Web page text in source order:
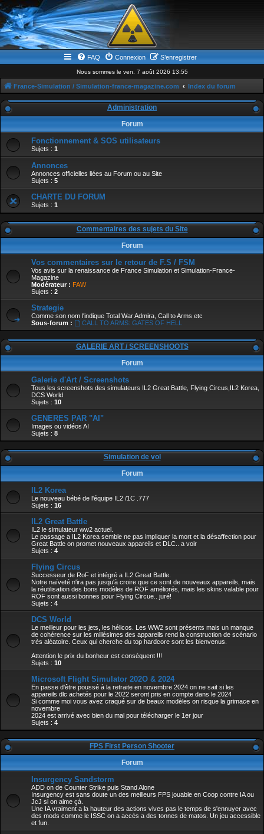
FAQ Connexion S’enregistrer
Nous sommes le ven. 7 août 2026 13:55
France-Simulation / Simulation-france-magazine.com Index du forum
Administration
Forum
Fonctionnement & SOS utilisateurs
Sujets : 1
Annonces
Annonces officielles liées au Forum ou au Site
Sujets : 5
CHARTE DU FORUM
Sujets : 1
Commentaires des sujets du Site
Forum
Vos commentaires sur le retour de F.S / FSM
Vos avis sur la renaissance de France Simulation et Simulation-France-
Magazine
Modérateur : FAW
Sujets : 2
Strategie
Comme son nom l'indique Total War Admira, Call to Arms etc
Sous-forum :
CALL TO ARMS: GATES OF HELL
GALERIE ART / SCREENSHOOTS
Forum
Galerie d'Art / Screenshots
Tous les screenshots des simulateurs IL2 Great Battle, Flying Circus,IL2 Korea,
DCS World
Sujets : 10
GENERES PAR "AI"
Images ou vidéos AI
Sujets : 8
Simulation de vol
Forum
IL2 Korea
Le nouveau bébé de l'équipe IL2 /1C .777
Sujets : 16
IL2 Great Battle
IL2 le simulateur ww2 actuel.
Le passage a IL2 Korea semble ne pas impliquer la mort et la désaffection pour
Great Battle on promet nouveaux appareils et DLC.. a voir
Sujets : 4
Flying Circus
Successeur de RoF et intégré a IL2 Great Battle.
Notre naïveté n'ira pas jusqu'à croire que ce sont de nouveaux appareils, mais
la réutilisation des bons modèles de ROF améliorés, mais les skins valable pour
ROF sont aussi bonnes pour Flying Circue.. juré!
Sujets : 4
DCS World
Le meilleur pour les jets, les hélicos. Les WW2 sont présents mais un manque
de cohérence sur les millésimes des appareils rend la construction de scénario
très aléatoire. Ceux qui cherche du top hardcore sont les bienvenus.
Attention le prix du bonheur est conséquent !!!
Sujets : 10
Microsoft Flight Simulator 202O & 2024
En passe d'être poussé à la retraite en novembre 2024 on ne sait si les
appareils dlc achetés pour le 2022 seront pris en compte dans le 2024
Si comme moi vous avez craqué sur de beaux modèles on risque la grimace en
novembre
2024 est arrivé avec bien du mal pour télécharger le 1er jour
Sujets : 4
FPS First Person Shooter
Forum
Insurgency Sandstorm
ADD on de Counter Strike puis Stand Alone
Insurgency est sans doute un des meilleurs FPS jouable en Coop contre IA ou
JcJ si on aime çà.
Une IA vraiment a la hauteur des actions vives pas le temps de s'ennuyer avec
des mods comme le ISSC on a accès a des tonnes de matos. Un jeu accessible
et fun.